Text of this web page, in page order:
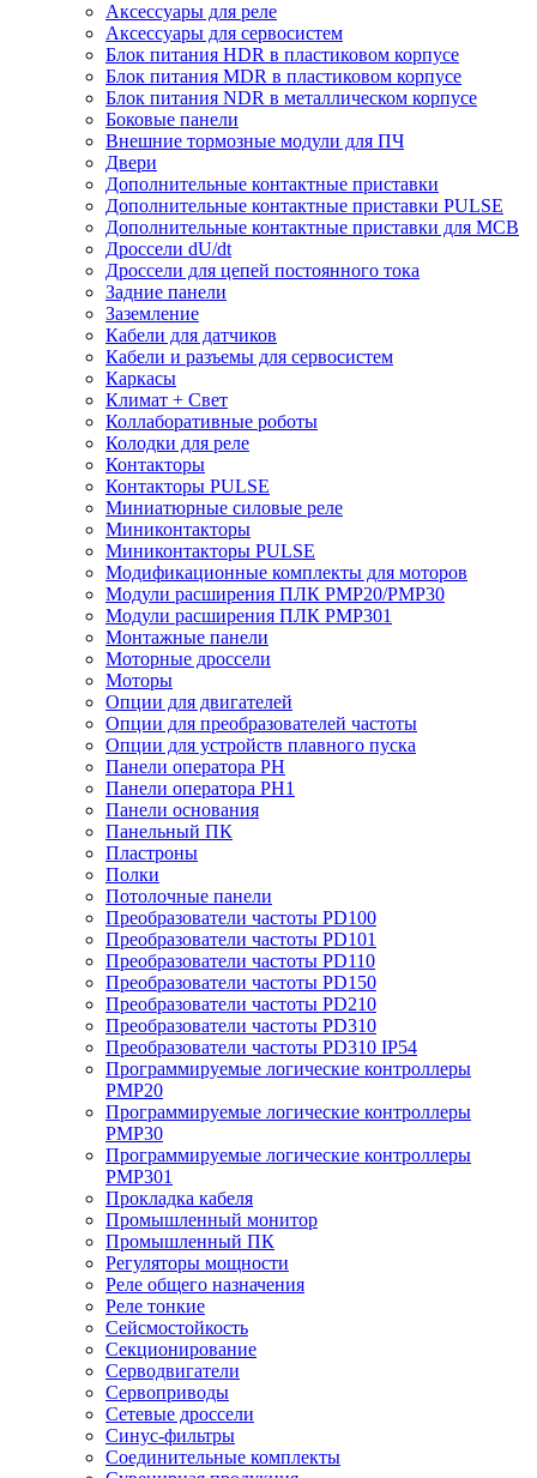
Аксессуары для реле
Аксессуары для сервосистем
Блок питания HDR в пластиковом корпусе
Блок питания MDR в пластиковом корпусе
Блок питания NDR в металлическом корпусе
Боковые панели
Внешние тормозные модули для ПЧ
Двери
Дополнительные контактные приставки
Дополнительные контактные приставки PULSE
Дополнительные контактные приставки для MCB
Дроссели dU/dt
Дроссели для цепей постоянного тока
Задние панели
Заземление
Кабели для датчиков
Кабели и разъемы для сервосистем
Каркасы
Климат + Свет
Коллаборативные роботы
Колодки для реле
Контакторы
Контакторы PULSE
Миниатюрные силовые реле
Миниконтакторы
Миниконтакторы PULSE
Модификационные комплекты для моторов
Модули расширения ПЛК PMP20/PMP30
Модули расширения ПЛК PMP301
Монтажные панели
Моторные дроссели
Моторы
Опции для двигателей
Опции для преобразователей частоты
Опции для устройств плавного пуска
Панели оператора PH
Панели оператора PH1
Панели основания
Панельный ПК
Пластроны
Полки
Потолочные панели
Преобразователи частоты PD100
Преобразователи частоты PD101
Преобразователи частоты PD110
Преобразователи частоты PD150
Преобразователи частоты PD210
Преобразователи частоты PD310
Преобразователи частоты PD310 IP54
Программируемые логические контроллеры
PMP20
Программируемые логические контроллеры
PMP30
Программируемые логические контроллеры
PMP301
Прокладка кабеля
Промышленный монитор
Промышленный ПК
Регуляторы мощности
Реле общего назначения
Реле тонкие
Сейсмостойкость
Секционирование
Серводвигатели
Сервоприводы
Сетевые дроссели
Синус-фильтры
Соединительные комплекты